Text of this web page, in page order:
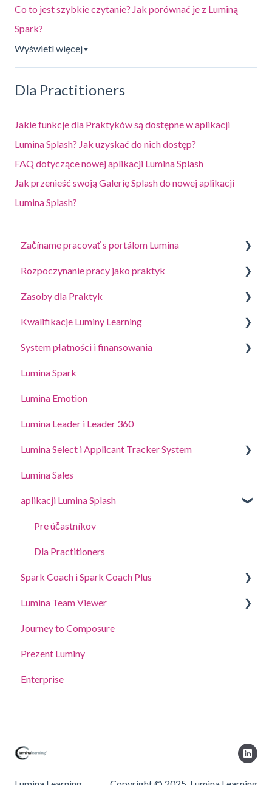
Co to jest szybkie czytanie? Jak porównać je z Luminą
Spark?
Wyświetl więcej▼
Dla Practitioners
Jakie funkcje dla Praktyków są dostępne w aplikacji
Lumina Splash? Jak uzyskać do nich dostęp?
FAQ dotyczące nowej aplikacji Lumina Splash
Jak przenieść swoją Galerię Splash do nowej aplikacji
Lumina Splash?
Začíname pracovať s portálom Lumina
Odpovedať na dotazník alebo dokončiť úlohu
Zaloguj się na swoje konto
Vaše Portréty
Aktualizácia nastavení konta
Rozpoczynanie pracy jako praktyk
Utwórz Projekt, zaproś uczestników i uzyskaj
Zarządzanie ustawieniami projektu
Zarządzanie ustawieniami profilu praktyka
Delegowanie dostępu
Zasoby dla Praktyk
Przewodniki dotyczące coachingu i warsztatów
Kwalifikacje Luminy Learning
Portal edukacyjny online (LLXP)
System płatności i finansowania
Kupowanie punktów i przeglądanie transakcji
Lumina Spark
Lumina Emotion
Lumina Leader i Leader 360
Lumina Select i Applicant Tracker System
System Lumina Select i Applicant Tracker
Lumina Select Explainer
Lumina Sales
aplikacji Lumina Splash
Pre účastníkov
Dla Practitioners
Spark Coach i Spark Coach Plus
Przewodniki i prezentacje
Spark Coach
Spark Coach Plus
Lumina Team Viewer
Utwórz, przeglądaj lub edytuj zespół
Inne funkcje Lumina Team
Journey to Composure
Prezent Luminy
Enterprise